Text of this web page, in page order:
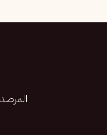
المرصد